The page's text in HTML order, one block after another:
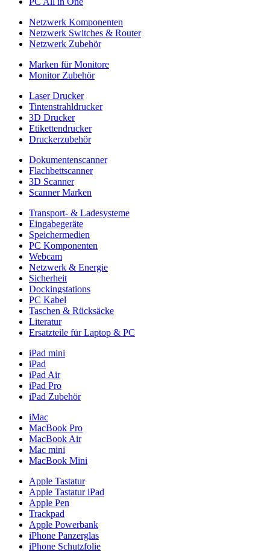
Netzwerk Komponenten
Netzwerk Switches & Router
Netzwerk Zubehör
Marken für Monitore
Monitor Zubehör
Laser Drucker
Tintenstrahldrucker
3D Drucker
Etikettendrucker
Druckerzubehör
Dokumentenscanner
Flachbettscanner
3D Scanner
Scanner Marken
Transport- & Ladesysteme
Eingabegeräte
Speichermedien
PC Komponenten
Webcam
Netzwerk & Energie
Sicherheit
Dockingstations
PC Kabel
Taschen & Rücksäcke
Literatur
Ersatzteile für Laptop & PC
iPad mini
iPad
iPad Air
iPad Pro
iPad Zubehör
iMac
MacBook Pro
MacBook Air
Mac mini
MacBook Mini
Apple Tastatur
Apple Tastatur iPad
Apple Pen
Trackpad
Apple Powerbank
iPhone Panzerglas
iPhone Schutzfolie